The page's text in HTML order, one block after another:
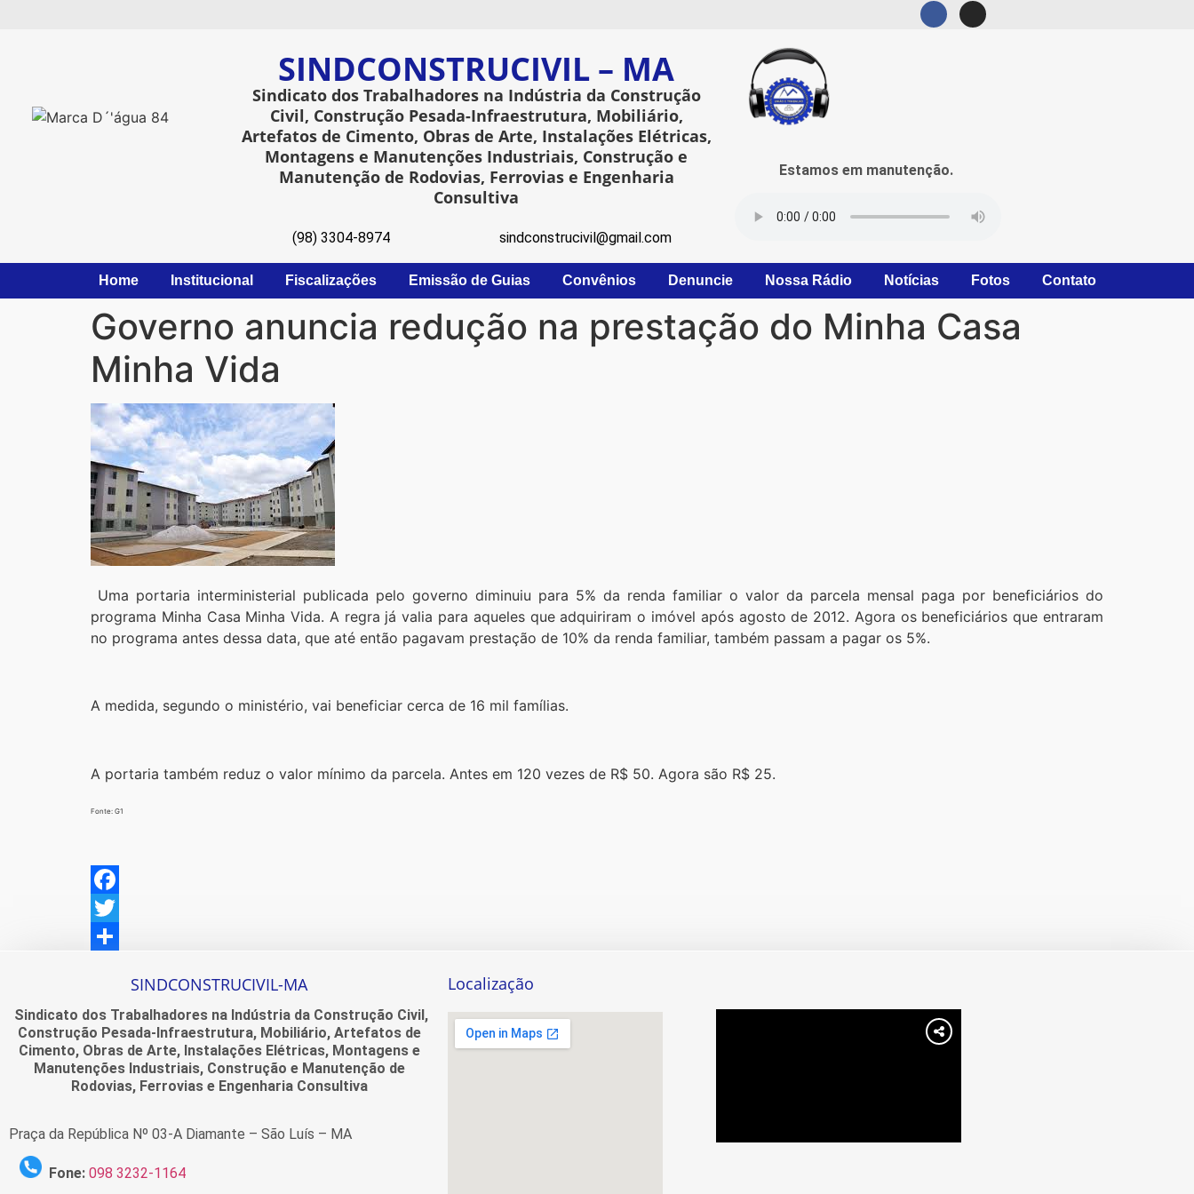
SINDCONSTRUCIVIL – MA
Sindicato dos Trabalhadores na Indústria da Construção
Civil, Construção Pesada-Infraestrutura, Mobiliário,
Artefatos de Cimento, Obras de Arte, Instalações Elétricas,
Montagens e Manutenções Industriais, Construção e
Manutenção de Rodovias, Ferrovias e Engenharia
Consultiva
(98) 3304-8974 sindconstrucivil@gmail.com
Estamos em manutenção.
Home Institucional Fiscalizações Emissão de Guias Convênios Denuncie Nossa Rádio Notícias Fotos Contato
Governo anuncia redução na prestação do Minha Casa
Minha Vida
Uma portaria interministerial publicada pelo governo diminuiu para 5% da renda familiar o valor da parcela mensal paga por beneficiários do
programa Minha Casa Minha Vida. A regra já valia para aqueles que adquiriram o imóvel após agosto de 2012. Agora os beneficiários que entraram
no programa antes dessa data, que até então pagavam prestação de 10% da renda familiar, também passam a pagar os 5%.
A medida, segundo o ministério, vai beneficiar cerca de 16 mil famílias.
A portaria também reduz o valor mínimo da parcela. Antes em 120 vezes de R$ 50. Agora são R$ 25.
Fonte: G1
Facebook
Twitter
SINDCONSTRUCIVIL-MA
Sindicato dos Trabalhadores na Indústria da Construção Civil,
Construção Pesada-Infraestrutura, Mobiliário, Artefatos de
Cimento, Obras de Arte, Instalações Elétricas, Montagens e
Manutenções Industriais, Construção e Manutenção de
Rodovias, Ferrovias e Engenharia Consultiva
Praça da República Nº 03-A Diamante – São Luís – MA
Fone: 098 3232-1164
Localização